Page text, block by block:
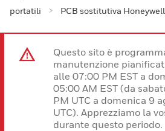
portatili
PCB sostitutiva
Questo sito è
manutenzione
alle 07:00 PM EST a
05:00 AM EST (da
PM UTC a domenica 9
UTC). Apprezziamo la
durante questo periodo.